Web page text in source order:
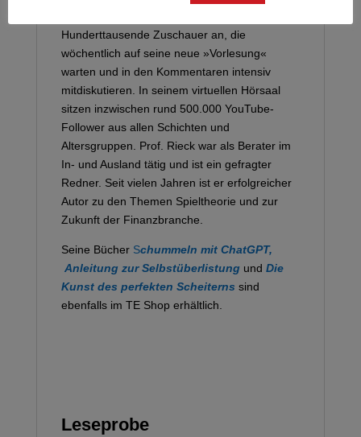
Hunderttausende Zuschauer an, die
wöchentlich auf seine neue »Vorlesung«
warten und in den Kommentaren intensiv
mitdiskutieren. In seinem virtuellen Hörsaal
sitzen inzwischen rund 500.000 YouTube-
Follower aus allen Schichten und
Altersgruppen. Prof. Rieck war als Berater im
In- und Ausland tätig und ist ein gefragter
Redner. Seit vielen Jahren ist er erfolgreicher
Autor zu den Themen Spieltheorie und zur
Zukunft der Finanzbranche.
Seine Bücher Schummeln mit ChatGPT,
Anleitung zur Selbstüberlistungund Die
Kunst des perfekten Scheiterns sind
ebenfalls im TE Shop erhältlich.
Leseprobe